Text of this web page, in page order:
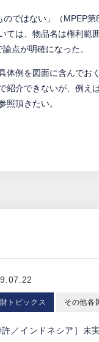
ではない」（MPEP
ては、物品名は権利範
点が明確になった。
体例を図面に含んでお
紹介できないが、例え
照頂きたい。
トピックス その他各
許／インドネシア］未